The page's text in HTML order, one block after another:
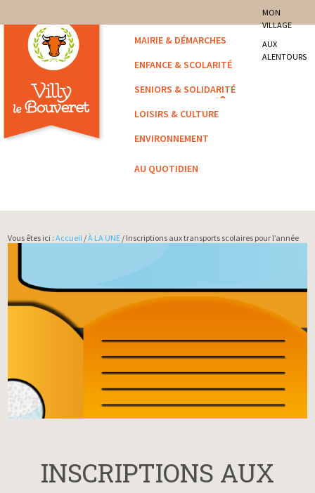
Villy-le-Bouveret
MON
VILLAGE
AUX
ALENTOURS
MAIRIE & DÉMARCHES
ENFANCE & SCOLARITÉ
SENIORS & SOLIDARITÉ
LOISIRS & CULTURE
ENVIRONNEMENT
AU QUOTIDIEN
Vous êtes ici :Accueil /À LA UNE / Inscriptions aux transports scolaires pour l’année
INSCRIPTIONS AUX